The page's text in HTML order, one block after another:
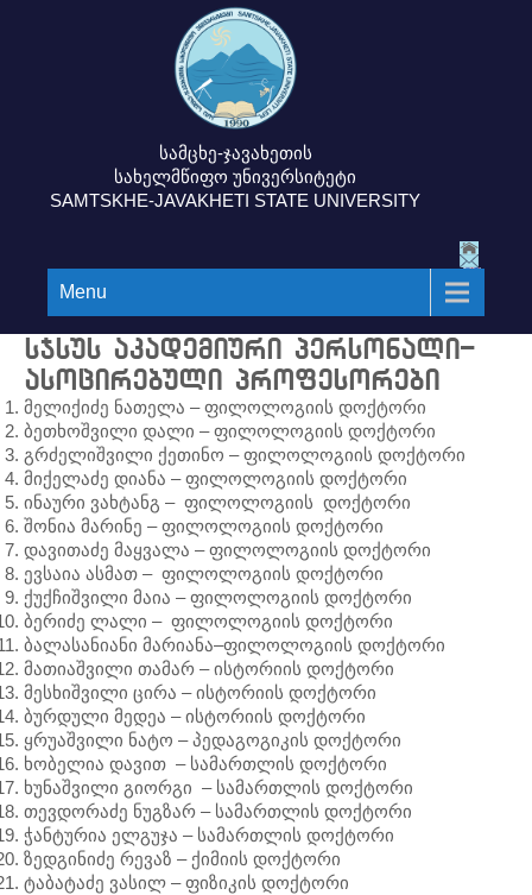
სამცხე-ჯავახეთის
სახელმწიფო უნივერსიტეტი
SAMTSKHE-JAVAKHETI STATE UNIVERSITY
Menu
სჯსუს აკადემიური პერსონალი-
ასოცირებული პროფესორები
მელიქიძე ნათელა – ფილოლოგიის დოქტორი
ბეთხოშვილი დალი – ფილოლოგიის დოქტორი
გრძელიშვილი ქეთინო – ფილოლოგიის დოქტორი
მიქელაძე დიანა – ფილოლოგიის დოქტორი
ინაური ვახტანგ – ფილოლოგიის დოქტორი
შონია მარინე – ფილოლოგიის დოქტორი
დავითაძე მაყვალა – ფილოლოგიის დოქტორი
ევსაია ასმათ – ფილოლოგიის დოქტორი
ქუქჩიშვილი მაია – ფილოლოგიის დოქტორი
ბერიძე ლალი – ფილოლოგიის დოქტორი
ბალასანიანი მარიანა–ფილოლოგიის დოქტორი
მათიაშვილი თამარ – ისტორიის დოქტორი
მესხიშვილი ცირა – ისტორიის დოქტორი
ბურდული მედეა – ისტორიის დოქტორი
ყრუაშვილი ნატო – პედაგოგიკის დოქტორი
ხობელია დავით – სამართლის დოქტორი
ხუნაშვილი გიორგი – სამართლის დოქტორი
თევდორაძე ნუგზარ – სამართლის დოქტორი
ჭანტურია ელგუჯა – სამართლის დოქტორი
ზედგინიძე რევაზ – ქიმიის დოქტორი
ტაბატაძე ვასილ – ფიზიკის დოქტორი